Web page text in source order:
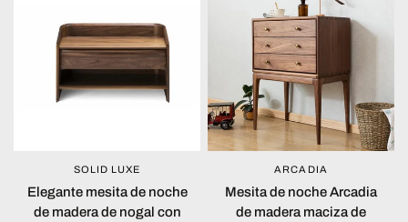
VISTA RÁPIDA
SOLID LUXE
Elegante mesita de noche
de madera de nogal con
VISTA RÁPIDA
ARCADIA
Mesita de noche Arcadia
de madera maciza de